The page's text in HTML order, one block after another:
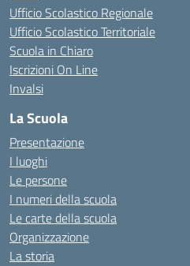
Ufficio Scolastico Regionale
Ufficio Scolastico Territoriale
Scuola in Chiaro
Iscrizioni On Line
Invalsi
La Scuola
Presentazione
I luoghi
Le persone
I numeri della scuola
Le carte della scuola
Organizzazione
La storia